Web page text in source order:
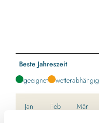
Beste Jahreszeit
geeignet
wetterabhängig
Jan Feb Mär